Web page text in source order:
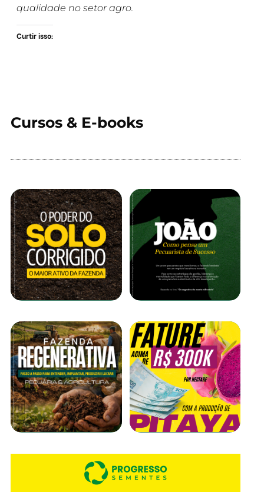
qualidade no setor agro.
Curtir isso:
Cursos & E-books